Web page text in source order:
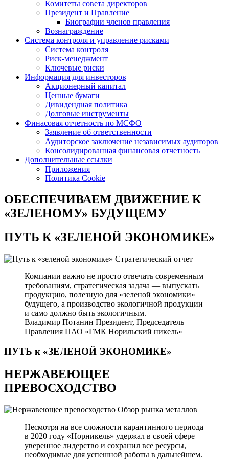
Комитеты совета директоров
Президент и Правление
Биографии членов правления
Вознаграждение
Система контроля и управление рисками
Система контроля
Риск-менеджмент
Ключевые риски
Информация для инвесторов
Акционерный капитал
Ценные бумаги
Дивидендная политика
Долговые инструменты
Финасовая отчетность по МСФО
Заявление об ответственности
Аудиторское заключение независимых аудиторов
Консолидированная финансовая отчетность
Дополнительные ссылки
Приложения
Политика Cookie
ОБЕСПЕЧИВАЕМ ДВИЖЕНИЕ К
«ЗЕЛЕНОМУ» БУДУЩЕМУ
ПУТЬ К«ЗЕЛЕНОЙ ЭКОНОМИКЕ»
Стратегический отчет
Компании важно не просто отвечать современным
требованиям, стратегическая задача — выпускать
продукцию, полезную для «зеленой экономики»
будущего, а производство экологичной продукции
и само должно быть экологичным.
Владимир Потанин Президент, Председатель
Правления ПАО «ГМК Норильский никель»
ПУТЬ к «ЗЕЛЕНОЙ ЭКОНОМИКЕ»
НЕРЖАВЕЮЩЕЕ
ПРЕВОСХОДСТВО
Обзор рынка металлов
Несмотря на все сложности карантинного периода
в 2020 году «Норникель» удержал в своей сфере
уверенное лидерство и сохранил все ресурсы,
необходимые для успешной работы в дальнейшем.